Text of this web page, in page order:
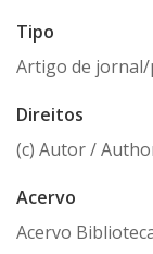
Tipo
Artigo de
Direitos
(c) Autor /
Acervo
Acervo